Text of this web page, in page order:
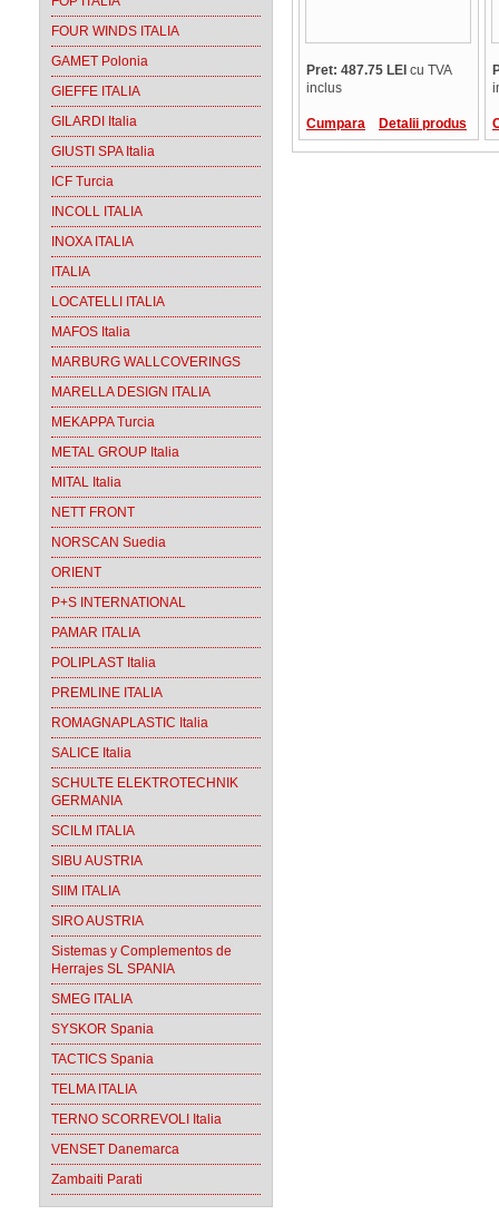
FOUR WINDS ITALIA
GAMET Polonia
GIEFFE ITALIA
GILARDI Italia
GIUSTI SPA Italia
ICF Turcia
INCOLL ITALIA
INOXA ITALIA
ITALIA
LOCATELLI ITALIA
MAFOS Italia
MARBURG WALLCOVERINGS
MARELLA DESIGN ITALIA
MEKAPPA Turcia
METAL GROUP Italia
MITAL Italia
NETT FRONT
NORSCAN Suedia
ORIENT
P+S INTERNATIONAL
PAMAR ITALIA
POLIPLAST Italia
PREMLINE ITALIA
ROMAGNAPLASTIC Italia
SALICE Italia
SCHULTE ELEKTROTECHNIK
GERMANIA
SCILM ITALIA
SIBU AUSTRIA
SIIM ITALIA
SIRO AUSTRIA
Sistemas y Complementos de
Herrajes SL SPANIA
SMEG ITALIA
SYSKOR Spania
TACTICS Spania
TELMA ITALIA
TERNO SCORREVOLI Italia
VENSET Danemarca
Zambaiti Parati
Pret: 487.75 LEI cu TVA
inclus
Cumpara Detalii produs